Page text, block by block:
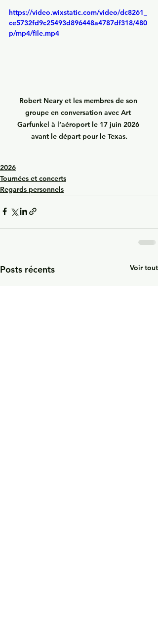
https://video.wixstatic.com/video/dc8261_
ce5732fd9c25493d896448a4787df318/480
p/mp4/file.mp4
Robert Neary et les membres de son
groupe en conversation avec Art
Garfunkel à l’aéroport le 17 juin 2026
avant le départ pour le Texas.
2026
Tournées et concerts
Regards personnels
Posts récents Voir tout